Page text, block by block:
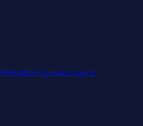
& GEO in un unico posto.